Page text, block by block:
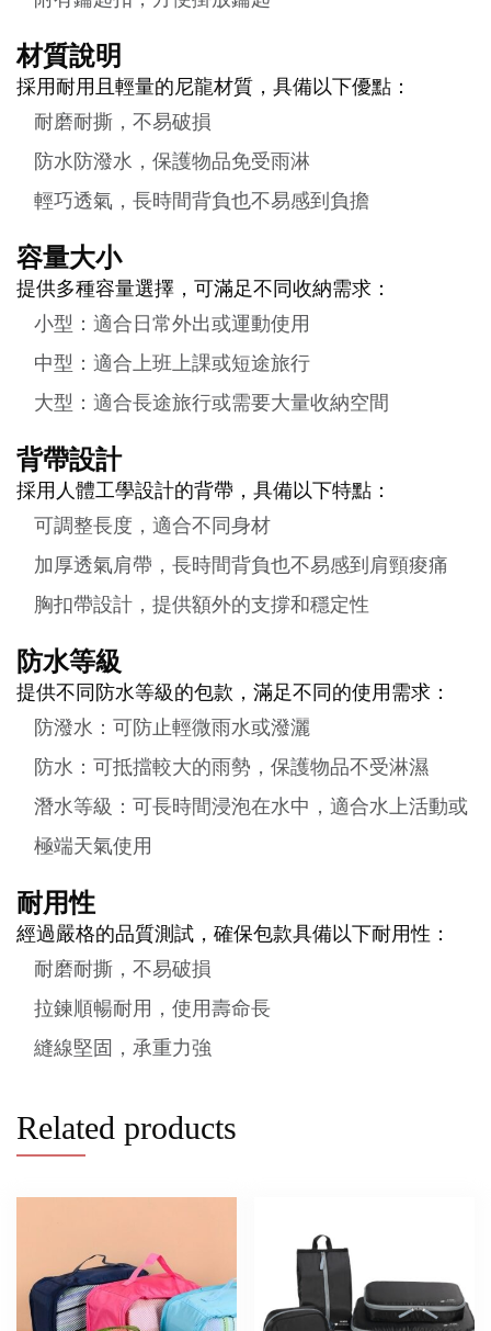
材質說明
採用耐用且輕量的尼龍材質，具備以下優點：
耐磨耐撕，不易破損
防水防潑水，保護物品免受雨淋
輕巧透氣，長時間背負也不易感到負擔
容量大小
提供多種容量選擇，可滿足不同收納需求：
小型：適合日常外出或運動使用
中型：適合上班上課或短途旅行
大型：適合長途旅行或需要大量收納空間
背帶設計
採用人體工學設計的背帶，具備以下特點：
可調整長度，適合不同身材
加厚透氣肩帶，長時間背負也不易感到肩頸痠痛
胸扣帶設計，提供額外的支撐和穩定性
防水等級
提供不同防水等級的包款，滿足不同的使用需求：
防潑水：可防止輕微雨水或潑灑
防水：可抵擋較大的雨勢，保護物品不受淋濕
潛水等級：可長時間浸泡在水中，適合水上活動或
極端天氣使用
耐用性
經過嚴格的品質測試，確保包款具備以下耐用性：
耐磨耐撕，不易破損
拉鍊順暢耐用，使用壽命長
縫線堅固，承重力強
Related products